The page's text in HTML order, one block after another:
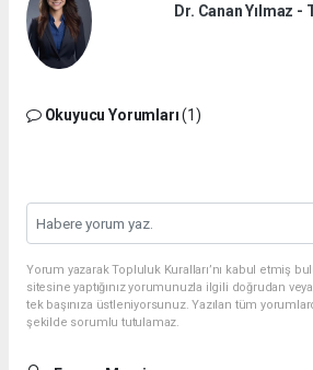
Dr. Canan Yılmaz -
Okuyucu Yorumları(1)
Yorum yazarak Topluluk Kuralları’nı kabul etmiş
sitesine yaptığınız yorumunuzla ilgili doğrudan
tek başınıza üstleniyorsunuz. Yazılan tüm
şekilde sorumlu tutulamaz.